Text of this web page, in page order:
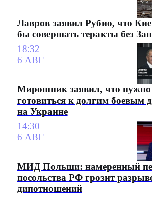
Лавров заявил Рубио, что
бы совершать теракты без
18:32
6 АВГ
Мирошник заявил, что нужно
готовиться к долгим боевым
на Украине
14:30
6 АВГ
МИД Польши: намеренный
посольства РФ грозит
дипотношений